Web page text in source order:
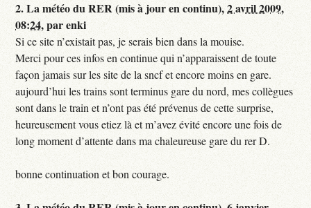
2.La météo du RER (mis à jour en continu),2 avril 2009,
08:24,parenki
Si ce site n’existait pas, je serais bien dans la mouise.
Merci pour ces infos en continue qui n’apparaissent de toute
façon jamais sur les site de la sncf et encore moins en gare.
aujourd’hui les trains sont terminus gare du nord, mes collègues
sont dans le train et n’ont pas été prévenus de cette surprise,
heureusement vous etiez là et m’avez évité encore une fois de
long moment d’attente dans ma chaleureuse gare du rer D.
bonne continuation et bon courage.